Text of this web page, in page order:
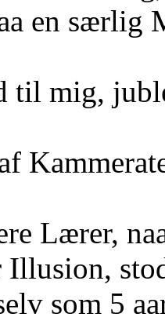
en særlig
til mig,
Lærer,
som 5